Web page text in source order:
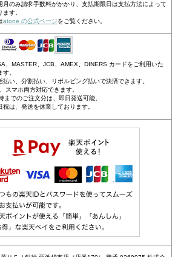
月のみ請求手数料がかかり、支払期限日は支払方法によって
ます。
atone の公式ページをご覧ください。
、MASTER、JCB、AMEX、DINERS カードをご利用いた
す。
い、分割払い、リボルビング払いで決済できます。
スマホ両方対応できます。
でのご注文分は、即日発送可能。
は、発送を休業しております。